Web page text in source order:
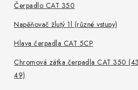
Čerpadlo CAT 350
Napěňovač žlutý 1l (různé vstupy)
Hlava čerpadla CAT 5CP
Chromová zátka čerpadla CAT 350
49)